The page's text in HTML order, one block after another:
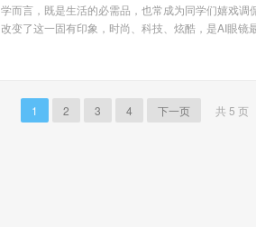
学而言，既是生活的必需品，也常成为同学们嬉戏
改变了这一固有印象，时尚、科技、炫酷，是AI眼镜最
1 2 3 4 下一页 共 5 页